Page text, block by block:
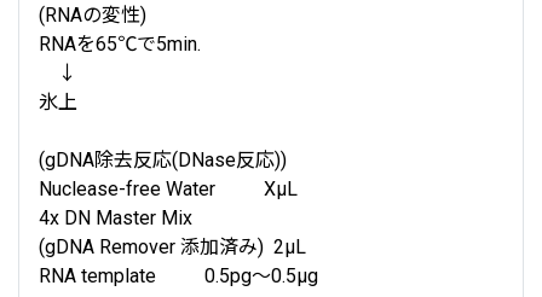
(RNAの変性)
RNAを65℃で5min.
↓
氷上
(gDNA除去反応(DNase反応))
Nuclease-free Water XμL
4x DN Master Mix
(gDNA Remover 添加済み) 2μL
RNA template 0.5pg～0.5μg